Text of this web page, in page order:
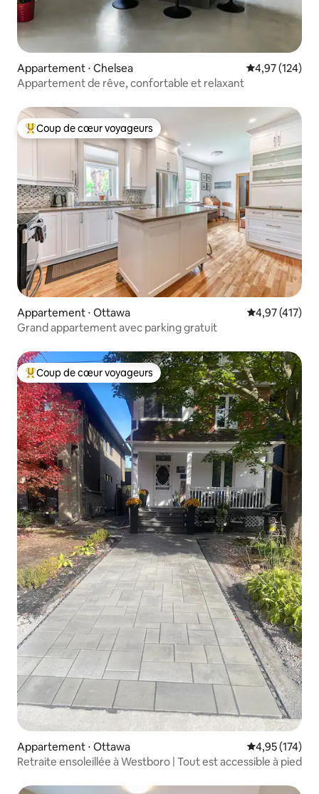
Appartement ⋅ Chelsea Évaluation
4,97 (124)
Appartement de rêve, confortable et relaxant
Coups de cœur voyageurs les plus appréciés
Coup de cœur voyageurs
Appartement ⋅ Ottawa Évaluation
4,97 (417)
Grand appartement avec parking gratuit
Coups de cœur voyageurs les plus appréciés
Coup de cœur voyageurs
Appartement ⋅ Ottawa Évaluation
4,95 (174)
Retraite ensoleillée à Westboro | Tout est accessible à pied